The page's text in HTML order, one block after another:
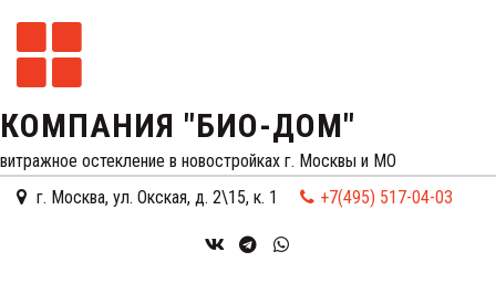
КОМПАНИЯ "БИО-ДОМ"
витражное остекление в новостройках г. Москвы и МО
г. Москва, ул. Окская, д. 2\15, к. 1 +7(495) 517-04-03